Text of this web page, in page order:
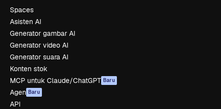
Spaces
Asisten AI
Generator gambar AI
Generator video AI
Generator suara AI
Konten stok
MCP untuk Claude/ChatGPT Baru
Agen Baru
API